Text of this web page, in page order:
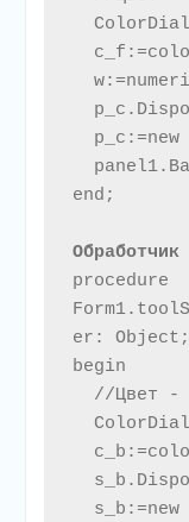
end;
procedure
er:
begin